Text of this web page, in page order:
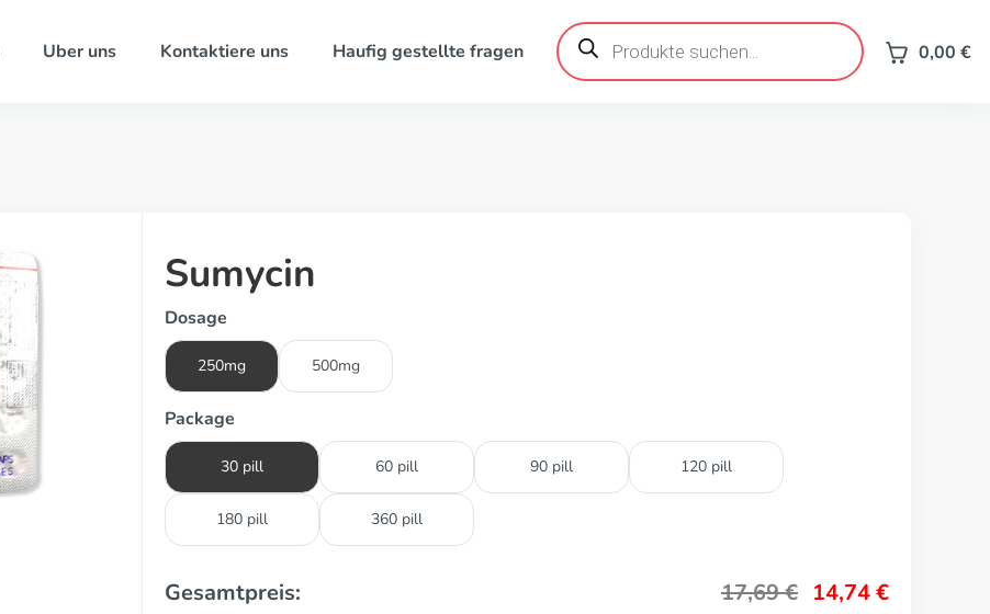
Uber uns Kontaktiere uns Haufig gestellte fragen
Products
search 0,00 €
Sumycin
Dosage
250mg 500mg
Package
30 pill 60 pill 90 pill 120 pill
180 pill 360 pill
Gesamtpreis: 17,69€ 14,74€